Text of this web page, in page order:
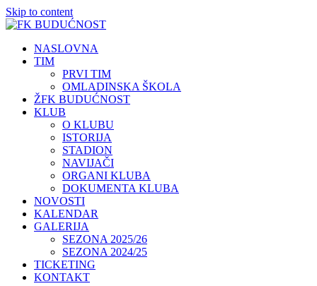
Skip to content
NASLOVNA
TIM
PRVI TIM
OMLADINSKA ŠKOLA
ŽFK BUDUĆNOST
KLUB
O KLUBU
ISTORIJA
STADION
NAVIJAČI
ORGANI KLUBA
DOKUMENTA KLUBA
NOVOSTI
KALENDAR
GALERIJA
SEZONA 2025/26
SEZONA 2024/25
TICKETING
KONTAKT